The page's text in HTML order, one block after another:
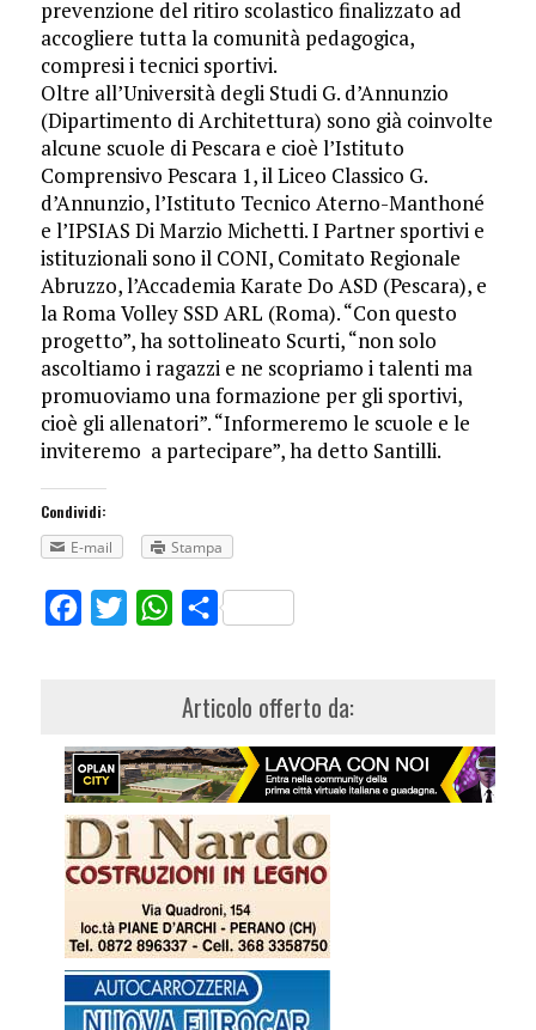
prevenzione del ritiro scolastico finalizzato ad
accogliere tutta la comunità pedagogica,
compresi i tecnici sportivi.
Oltre all’Università degli Studi G. d’Annunzio
(Dipartimento di Architettura) sono già coinvolte
alcune scuole di Pescara e cioè l’Istituto
Comprensivo Pescara 1, il Liceo Classico G.
d’Annunzio, l’Istituto Tecnico Aterno-Manthoné
e l’IPSIAS Di Marzio Michetti. I Partner sportivi e
istituzionali sono il CONI, Comitato Regionale
Abruzzo, l’Accademia Karate Do ASD (Pescara), e
la Roma Volley SSD ARL (Roma). “Con questo
progetto”, ha sottolineato Scurti, “non solo
ascoltiamo i ragazzi e ne scopriamo i talenti ma
promuoviamo una formazione per gli sportivi,
cioè gli allenatori”. “Informeremo le scuole e le
inviteremo a partecipare”, ha detto Santilli.
Condividi:
E-mail
Stampa
FacebookTwitterWhatsApp
Share
Articolo offerto da: